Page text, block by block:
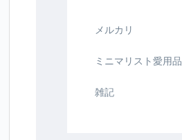
メルカリ
ミニマリスト愛用品
雑記